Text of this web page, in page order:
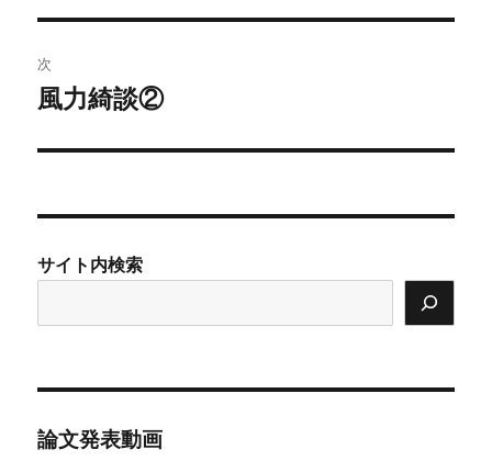
ビ
ゲ
ー
シ
稿:
次
次
投
風力綺談②
サイト内検索
論文発表動画